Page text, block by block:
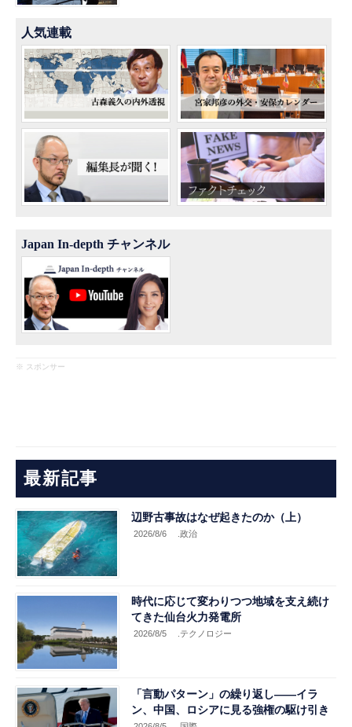
人気連載
Japan In-depth チャンネル
※ スポンサー
最新記事
辺野古事故はなぜ起きたのか（上）
2026/8/6 .政治
時代に応じて変わりつつ地域を支え続け
てきた仙台火力発電所
2026/8/5 .テクノロジー
「言動パターン」の繰り返し――イラ
ン、中国、ロシアに見る強権の駆け引き